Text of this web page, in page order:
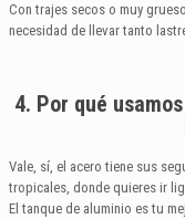
Con trajes secos o muy
necesidad de llevar tanto
4. Por qué
Vale, sí, el acero tiene sus
tropicales, donde quieres ir
El tanque de aluminio es tu